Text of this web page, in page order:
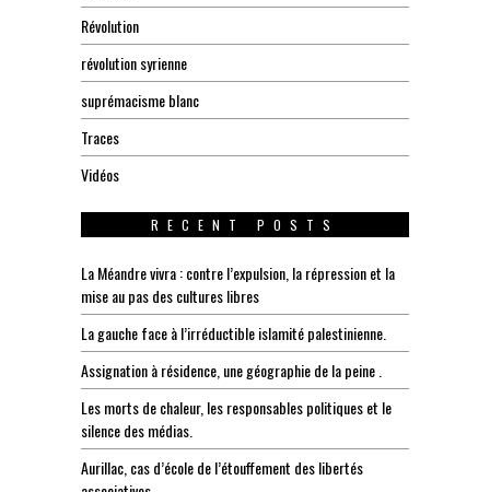
Révolution
révolution syrienne
suprémacisme blanc
Traces
Vidéos
RECENT POSTS
La Méandre vivra : contre l’expulsion, la répression et la
mise au pas des cultures libres
La gauche face à l’irréductible islamité palestinienne.
Assignation à résidence, une géographie de la peine .
Les morts de chaleur, les responsables politiques et le
silence des médias.
Aurillac, cas d’école de l’étouffement des libertés